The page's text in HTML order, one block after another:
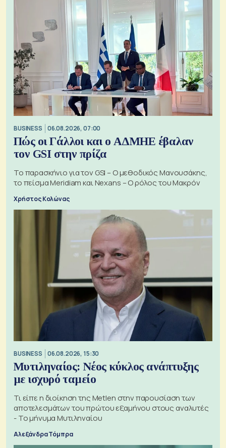
BUSINESS 06.08.2026, 07:00
Πώς οι Γάλλοι και ο ΑΔΜΗΕ έβαλαν
τον GSI στην πρίζα
Το παρασκήνιο για τον GSI – Ο μεθοδικός Μανουσάκης,
το πείσμα Meridiam και Nexans – Ο ρόλος του Μακρόν
Χρήστος Κολώνας
BUSINESS 06.08.2026, 15:30
Μυτιληναίος: Νέος κύκλος ανάπτυξης
με ισχυρό ταμείο
Τι είπε η διοίκηση της Metlen στην παρουσίαση των
αποτελεσμάτων του πρώτου εξαμήνου στους αναλυτές
- Το μήνυμα Μυτιληναίου
Αλεξάνδρα Τόμπρα